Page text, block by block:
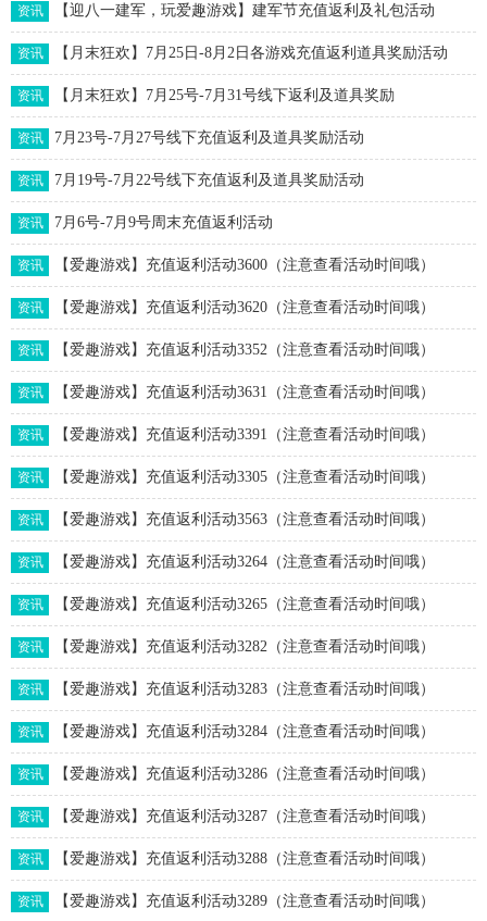
资讯 【迎八一建军，玩爱趣游戏】建军节充值返利及礼包活动
资讯 【月末狂欢】7月25日-8月2日各游戏充值返利道具奖励活动
资讯 【月末狂欢】7月25号-7月31号线下返利及道具奖励
资讯 7月23号-7月27号线下充值返利及道具奖励活动
资讯 7月19号-7月22号线下充值返利及道具奖励活动
资讯 7月6号-7月9号周末充值返利活动
资讯 【爱趣游戏】充值返利活动3600（注意查看活动时间哦）
资讯 【爱趣游戏】充值返利活动3620（注意查看活动时间哦）
资讯 【爱趣游戏】充值返利活动3352（注意查看活动时间哦）
资讯 【爱趣游戏】充值返利活动3631（注意查看活动时间哦）
资讯 【爱趣游戏】充值返利活动3391（注意查看活动时间哦）
资讯 【爱趣游戏】充值返利活动3305（注意查看活动时间哦）
资讯 【爱趣游戏】充值返利活动3563（注意查看活动时间哦）
资讯 【爱趣游戏】充值返利活动3264（注意查看活动时间哦）
资讯 【爱趣游戏】充值返利活动3265（注意查看活动时间哦）
资讯 【爱趣游戏】充值返利活动3282（注意查看活动时间哦）
资讯 【爱趣游戏】充值返利活动3283（注意查看活动时间哦）
资讯 【爱趣游戏】充值返利活动3284（注意查看活动时间哦）
资讯 【爱趣游戏】充值返利活动3286（注意查看活动时间哦）
资讯 【爱趣游戏】充值返利活动3287（注意查看活动时间哦）
资讯 【爱趣游戏】充值返利活动3288（注意查看活动时间哦）
资讯 【爱趣游戏】充值返利活动3289（注意查看活动时间哦）